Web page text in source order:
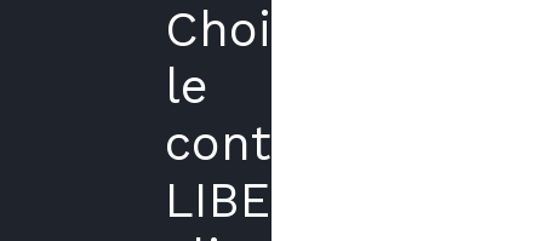
Choisir
le
contrat
LIBERTE